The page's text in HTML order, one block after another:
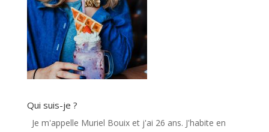
Qui suis-je ?
Je m'appelle Muriel Bouix et j'ai 26 ans. J'habite en